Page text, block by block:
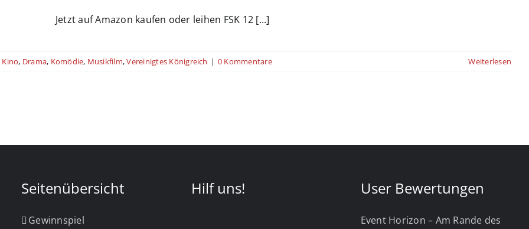
Jetzt auf Amazon kaufen oder leihen FSK 12 [...]
Kino, Drama, Komödie, Musikfilm,Vereinigtes Königreich | 0 Kommentare Weiterlesen
Seitenübersicht
Gewinnspiel
Hilf uns! User Bewertungen
Event Horizon – Am Rande des